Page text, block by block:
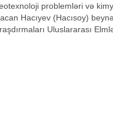
problemləri və
Hacıyev (Hacısoy)
Uluslararası